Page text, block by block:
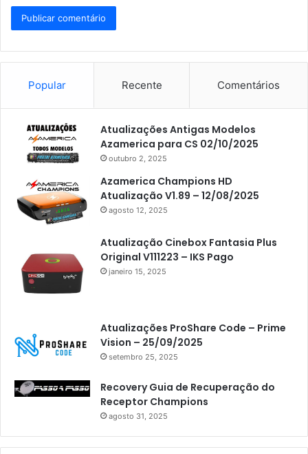
Popular Recente Comentários
Atualizações Antigas Modelos
Azamerica para CS 02/10/2025
outubro 2, 2025
Azamerica Champions HD
Atualização V1.89 – 12/08/2025
agosto 12, 2025
Atualização Cinebox Fantasia Plus
Original V111223 – IKS Pago
janeiro 15, 2025
Atualizações ProShare Code – Prime
Vision – 25/09/2025
setembro 25, 2025
Recovery Guia de Recuperação do
Receptor Champions
agosto 31, 2025